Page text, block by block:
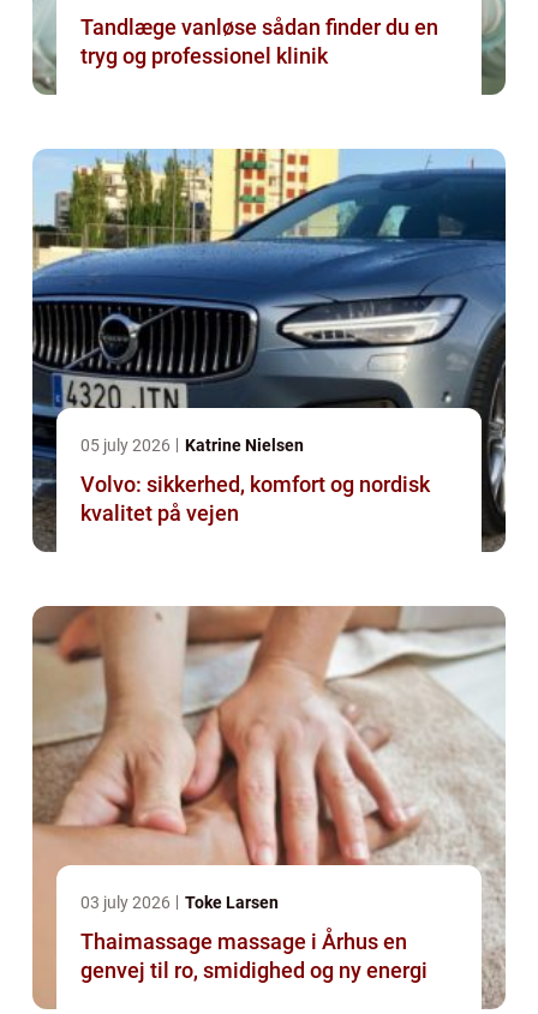
Tandlæge vanløse sådan finder du en
tryg og professionel klinik
05 july 2026 Katrine Nielsen
Volvo: sikkerhed, komfort og nordisk
kvalitet på vejen
03 july 2026 Toke Larsen
Thaimassage massage i Århus en
genvej til ro, smidighed og ny energi